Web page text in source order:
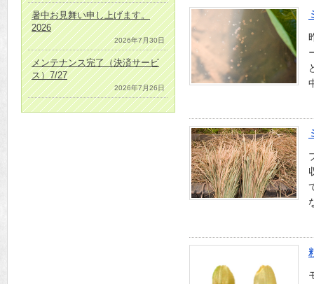
暑中お見舞い申し上げます。
2026
2026年7月30日
メンテナンス完了（決済サービ
ス）7/27
2026年7月26日